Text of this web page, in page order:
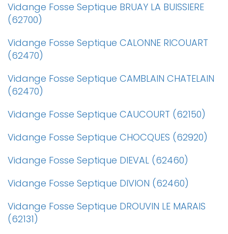
Vidange Fosse Septique BRUAY LA BUISSIERE
(62700)
Vidange Fosse Septique CALONNE RICOUART
(62470)
Vidange Fosse Septique CAMBLAIN CHATELAIN
(62470)
Vidange Fosse Septique CAUCOURT (62150)
Vidange Fosse Septique CHOCQUES (62920)
Vidange Fosse Septique DIEVAL (62460)
Vidange Fosse Septique DIVION (62460)
Vidange Fosse Septique DROUVIN LE MARAIS
(62131)